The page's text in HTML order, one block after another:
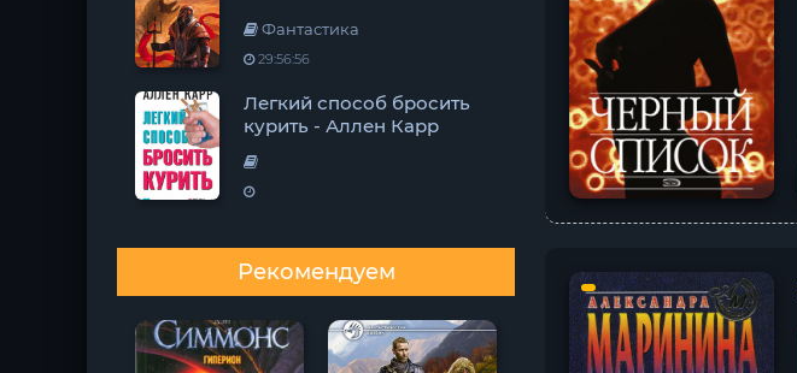
Фантастика
29:56:56
Легкий способ бросить
курить - Аллен Карр
Рекомендуем